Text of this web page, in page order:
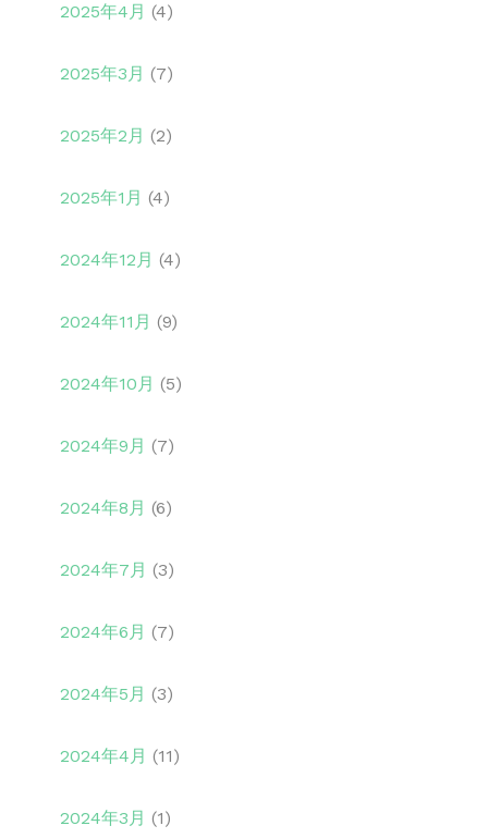
2025年4月 (4)
2025年3月 (7)
2025年2月 (2)
2025年1月 (4)
2024年12月 (4)
2024年11月 (9)
2024年10月 (5)
2024年9月 (7)
2024年8月 (6)
2024年7月 (3)
2024年6月 (7)
2024年5月 (3)
2024年4月 (11)
2024年3月 (1)